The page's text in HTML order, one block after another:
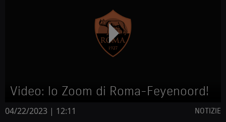
Video: lo Zoom di Roma-Feyenoord!
04/22/2023 | 12:11 NOTIZIE